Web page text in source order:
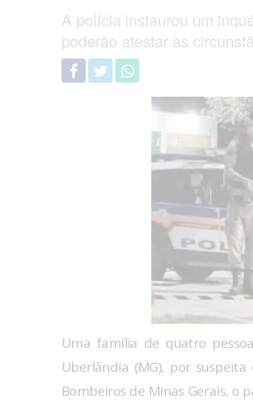
A polícia instaurou um
poderão atestar as
Uma família de quatro
Uberlândia (MG), por
Bombeiros de Minas Gerais, o